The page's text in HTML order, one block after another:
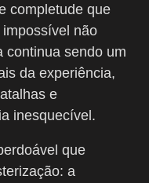
completude que
não
continua sendo um
da experiência,
e
inesquecível.
que
a